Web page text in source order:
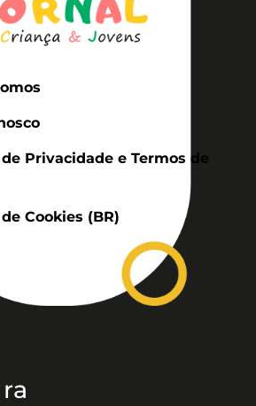
Privacidade e Termos de
Cookies (BR)